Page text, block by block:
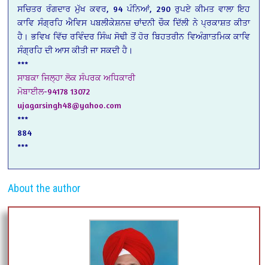
ਸਚਿਤਰ ਰੰਗਦਾਰ ਮੁੱਖ ਕਵਰ, 94 ਪੰਨਿਆਂ, 290 ਰੁਪਏ ਕੀਮਤ ਵਾਲਾ ਇਹ
ਕਾਵਿ ਸੰਗ੍ਰਹਿ ਐਵਿਸ ਪਬਲੀਕੇਸ਼ਨਜ਼ ਚਾਂਦਨੀ ਚੌਕ ਦਿੱਲੀ ਨੇ ਪ੍ਰਕਾਸ਼ਤ ਕੀਤਾ
ਹੈ। ਭਵਿਖ ਵਿੱਚ ਰਵਿੰਦਰ ਸਿੰਘ ਸੋਢੀ ਤੋਂ ਹੋਰ ਬਿਹਤਰੀਨ ਵਿਅੰਗਾਤਮਿਕ ਕਾਵਿ
ਸੰਗ੍ਰਹਿ ਦੀ ਆਸ ਕੀਤੀ ਜਾ ਸਕਦੀ ਹੈ।
***
ਸਾਬਕਾ ਜਿਲ੍ਹਾ ਲੋਕ ਸੰਪਰਕ ਅਧਿਕਾਰੀ
ਮੋਬਾਈਲ-94178 13072
ujagarsingh48@yahoo.com
***
884
***
About the author